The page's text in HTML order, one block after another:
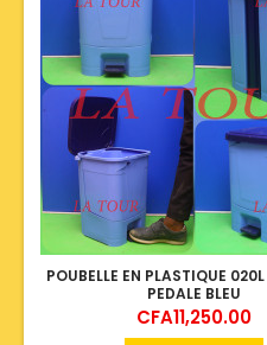
POUBELLE EN PLASTIQUE
PEDALE BLEU
Price
CFA11,250.00